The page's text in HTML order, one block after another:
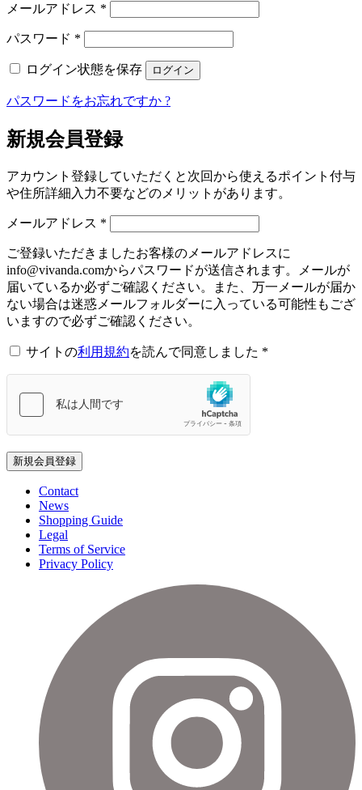
メールアドレス *
パスワード *
ログイン状態を保存
ログイン
パスワードをお忘れですか ?
新規会員登録
アカウント登録していただくと次回から使えるポイント付与
や住所詳細入力不要などのメリットがあります。
メールアドレス *
ご登録いただきましたお客様のメールアドレスに
info@vivanda.comからパスワードが送信されます。メールが
届いているか必ずご確認ください。また、万一メールが届か
ない場合は迷惑メールフォルダーに入っている可能性もござ
いますので必ずご確認ください。
サイトの利用規約を読んで同意しました *
新規会員登録
Contact
News
Shopping Guide
Legal
Terms of Service
Privacy Policy